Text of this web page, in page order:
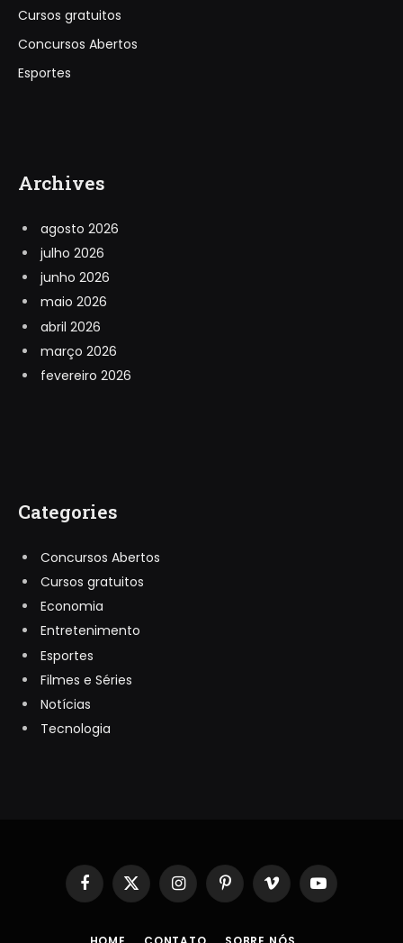
Cursos gratuitos
Concursos Abertos
Esportes
Archives
agosto 2026
julho 2026
junho 2026
maio 2026
abril 2026
março 2026
fevereiro 2026
Categories
Concursos Abertos
Cursos gratuitos
Economia
Entretenimento
Esportes
Filmes e Séries
Notícias
Tecnologia
Facebook
X
(Twitter)
InstagramPinterestVimeo YouTube